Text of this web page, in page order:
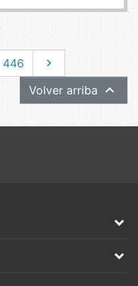
446 Siguiente

Volver arriba 